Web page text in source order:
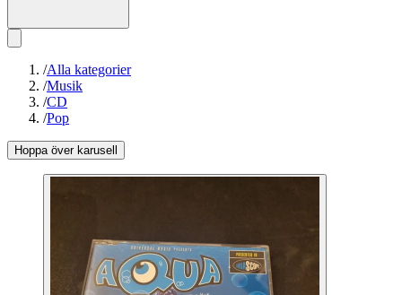
/Alla kategorier
/Musik
/CD
/Pop
Hoppa över karusell